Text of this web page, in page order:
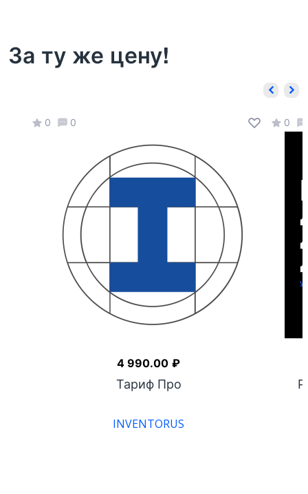
За ту же цену!
0 0
Тариф Про
INVENTORUS
4 990.00 ₽
0